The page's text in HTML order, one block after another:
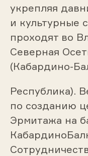
укрепляя
и культурные
проходят во
Северная
(Кабардино-
Республика).
по созданию
Эрмитажа на